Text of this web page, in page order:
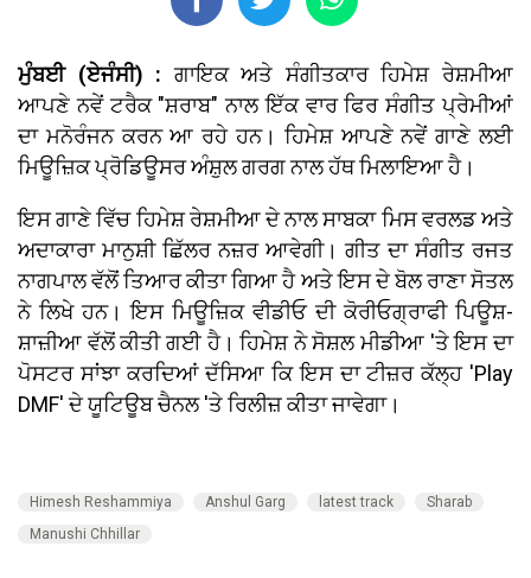
ਮੁੰਬਈ (ਏਜੰਸੀ) : ਗਾਇਕ ਅਤੇ ਸੰਗੀਤਕਾਰ ਹਿਮੇਸ਼ ਰੇਸ਼ਮੀਆ
ਆਪਣੇ ਨਵੇਂ ਟਰੈਕ "ਸ਼ਰਾਬ" ਨਾਲ ਇੱਕ ਵਾਰ ਫਿਰ ਸੰਗੀਤ ਪ੍ਰੇਮੀਆਂ
ਦਾ ਮਨੋਰੰਜਨ ਕਰਨ ਆ ਰਹੇ ਹਨ। ਹਿਮੇਸ਼ ਆਪਣੇ ਨਵੇਂ ਗਾਣੇ ਲਈ
ਮਿਊਜ਼ਿਕ ਪ੍ਰੋਡਿਊਸਰ ਅੰਸ਼ੁਲ ਗਰਗ ਨਾਲ ਹੱਥ ਮਿਲਾਇਆ ਹੈ।
ਇਸ ਗਾਣੇ ਵਿੱਚ ਹਿਮੇਸ਼ ਰੇਸ਼ਮੀਆ ਦੇ ਨਾਲ ਸਾਬਕਾ ਮਿਸ ਵਰਲਡ ਅਤੇ
ਅਦਾਕਾਰਾ ਮਾਨੁਸ਼ੀ ਛਿੱਲਰ ਨਜ਼ਰ ਆਵੇਗੀ। ਗੀਤ ਦਾ ਸੰਗੀਤ ਰਜਤ
ਨਾਗਪਾਲ ਵੱਲੋਂ ਤਿਆਰ ਕੀਤਾ ਗਿਆ ਹੈ ਅਤੇ ਇਸ ਦੇ ਬੋਲ ਰਾਣਾ ਸੋਤਲ
ਨੇ ਲਿਖੇ ਹਨ। ਇਸ ਮਿਊਜ਼ਿਕ ਵੀਡੀਓ ਦੀ ਕੋਰੀਓਗ੍ਰਾਫੀ ਪਿਊਸ਼-
ਸ਼ਾਜ਼ੀਆ ਵੱਲੋਂ ਕੀਤੀ ਗਈ ਹੈ। ਹਿਮੇਸ਼ ਨੇ ਸੋਸ਼ਲ ਮੀਡੀਆ 'ਤੇ ਇਸ ਦਾ
ਪੋਸਟਰ ਸਾਂਝਾ ਕਰਦਿਆਂ ਦੱਸਿਆ ਕਿ ਇਸ ਦਾ ਟੀਜ਼ਰ ਕੱਲ੍ਹ 'Play
DMF' ਦੇ ਯੂਟਿਊਬ ਚੈਨਲ 'ਤੇ ਰਿਲੀਜ਼ ਕੀਤਾ ਜਾਵੇਗਾ।
Himesh Reshammiya Anshul Garg latest track
Sharab
Manushi Chhillar